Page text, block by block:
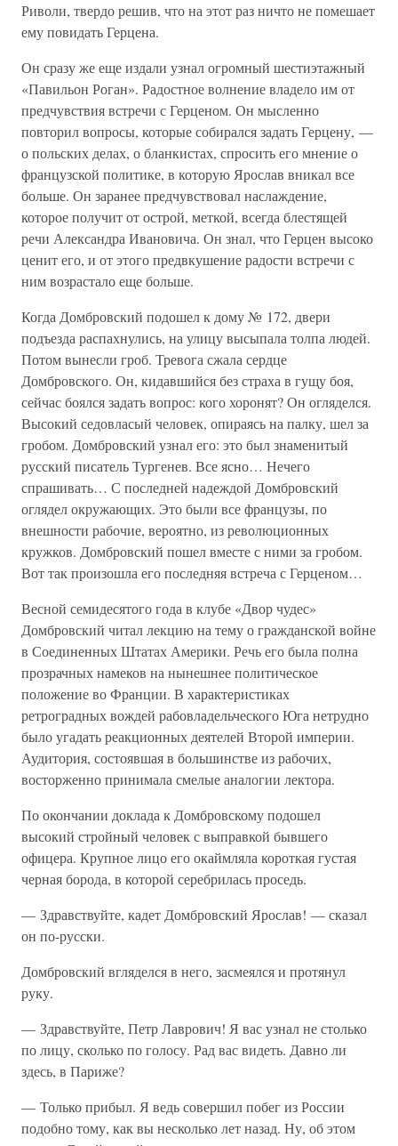
Риволи, твердо решив, что на этот раз ничто не помешает
ему повидать Герцена.
Он сразу же еще издали узнал огромный шестиэтажный
«Павильон Роган». Радостное волнение владело им от
предчувствия встречи с Герценом. Он мысленно
повторил вопросы, которые собирался задать Герцену, —
о польских делах, о бланкистах, спросить его мнение о
французской политике, в которую Ярослав вникал все
больше. Он заранее предчувствовал наслаждение,
которое получит от острой, меткой, всегда блестящей
речи Александра Ивановича. Он знал, что Герцен высоко
ценит его, и от этого предвкушение радости встречи с
ним возрастало еще больше.
Когда Домбровский подошел к дому № 172, двери
подъезда распахнулись, на улицу высыпала толпа людей.
Потом вынесли гроб. Тревога сжала сердце
Домбровского. Он, кидавшийся без страха в гущу боя,
сейчас боялся задать вопрос: кого хоронят? Он огляделся.
Высокий седовласый человек, опираясь на палку, шел за
гробом. Домбровский узнал его: это был знаменитый
русский писатель Тургенев. Все ясно… Нечего
спрашивать… С последней надеждой Домбровский
оглядел окружающих. Это были все французы, по
внешности рабочие, вероятно, из революционных
кружков. Домбровский пошел вместе с ними за гробом.
Вот так произошла его последняя встреча с Герценом…
Весной семидесятого года в клубе «Двор чудес»
Домбровский читал лекцию на тему о гражданской войне
в Соединенных Штатах Америки. Речь его была полна
прозрачных намеков на нынешнее политическое
положение во Франции. В характеристиках
ретроградных вождей рабовладельческого Юга нетрудно
было угадать реакционных деятелей Второй империи.
Аудитория, состоявшая в большинстве из рабочих,
восторженно принимала смелые аналогии лектора.
По окончании доклада к Домбровскому подошел
высокий стройный человек с выправкой бывшего
офицера. Крупное лицо его окаймляла короткая густая
черная борода, в которой серебрилась проседь.
— Здравствуйте, кадет Домбровский Ярослав! — сказал
он по-русски.
Домбровский вгляделся в него, засмеялся и протянул
руку.
— Здравствуйте, Петр Лаврович! Я вас узнал не столько
по лицу, сколько по голосу. Рад вас видеть. Давно ли
здесь, в Париже?
— Только прибыл. Я ведь совершил побег из России
подобно тому, как вы несколько лет назад. Ну, об этом